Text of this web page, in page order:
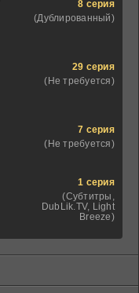
8 серия
(Дублированный)
29 серия
(Не требуется)
7 серия
(Не требуется)
1 серия
(Субтитры,
DubLik.TV, Light
Breeze)